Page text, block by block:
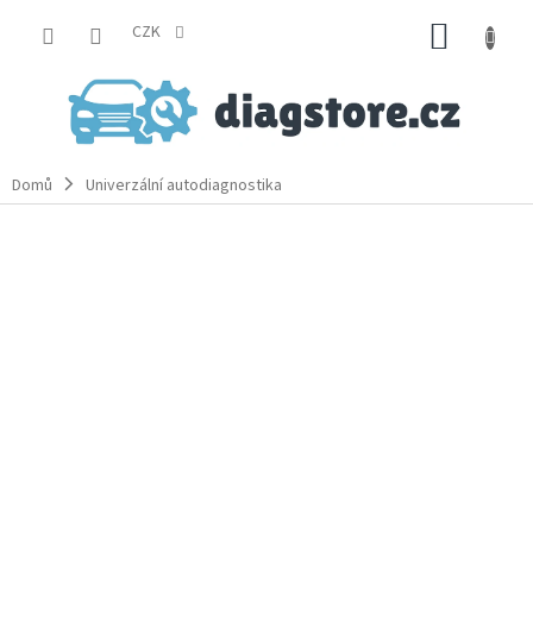
CZK
Domů Univerzální autodiagnostika